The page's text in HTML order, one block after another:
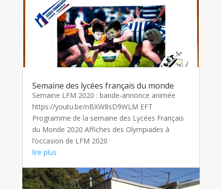
Semaine des lycées français du monde
Semaine LFM 2020 : bande-annonce animée
https://youtu.be/nBXW8sD9WLM EFT
Programme de la semaine des Lycées Français
du Monde 2020 Affiches des Olympiades à
l’occasion de LFM 2020
lire plus